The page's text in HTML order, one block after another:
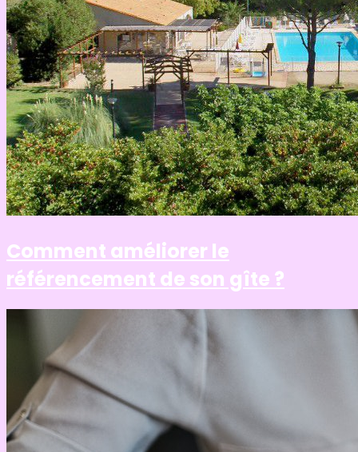
Comment améliorer le
référencement de son gîte ?